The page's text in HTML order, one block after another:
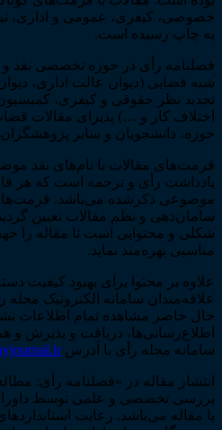
خصوصی، کیفری، عمومی و اداری،
به چاپ رسیده است.
فصلنامه رأی در حوزه تخصصی نقد
شبه قضایی (دیوان عالت اداری،
تجدید نظر حقوقی و کیفری،
اختلاف کار و …) پذیرای مقالات
حوزه، دانشجویان و سایر
فرمت‌های مقالات با نام‌های نقد
یادداشت رأی و ترجمه است که هر
موضوعی ذکرشده می‌باشد.
سامان‌دهی و نظم مقالات تعیین
شکلی و محتوایی است تا مقاله را
مناسبی بهره‌مند نماید.
علاوه بر محتوا برای بهبود کیفیت
علاقه‌مندان سامانه الکترونیک
حال حاضر مشاهده تمام اطلاعات
اطلاع‌رسانی‌ها، دریافت و پذیرش و
سامانه مجله رأی با آدرس
انتشار مقاله در «فصلنامه رأی:
بررسی تخصصی و علمی توسط
با مقاله می‌باشد. رعایت